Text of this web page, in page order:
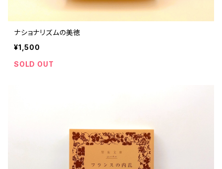
ナショナリズムの美徳
¥1,500
SOLD OUT